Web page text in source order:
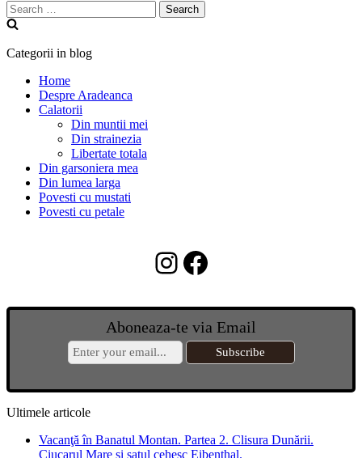
Search
for:
Categorii in blog
Home
Despre Aradeanca
Calatorii
Din muntii mei
Din strainezia
Libertate totala
Din garsoniera mea
Din lumea larga
Povesti cu mustati
Povesti cu petale
Instagram
Facebook
Aboneaza-te via Email
Ultimele articole
Vacanţă în Banatul Montan. Partea 2. Clisura Dunării.
Ciucarul Mare şi satul cehesc Eibenthal.